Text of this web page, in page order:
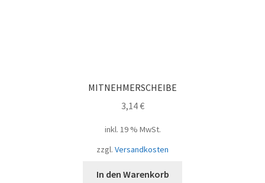
MITNEHMERSCHEIBE
3,14€
inkl. 19 % MwSt.
zzgl. Versandkosten
In den Warenkorb